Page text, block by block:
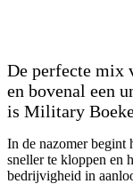
De perfecte mix
en bovenal een
is Military
In de nazomer begint
sneller te kloppen en
bedrijvigheid in